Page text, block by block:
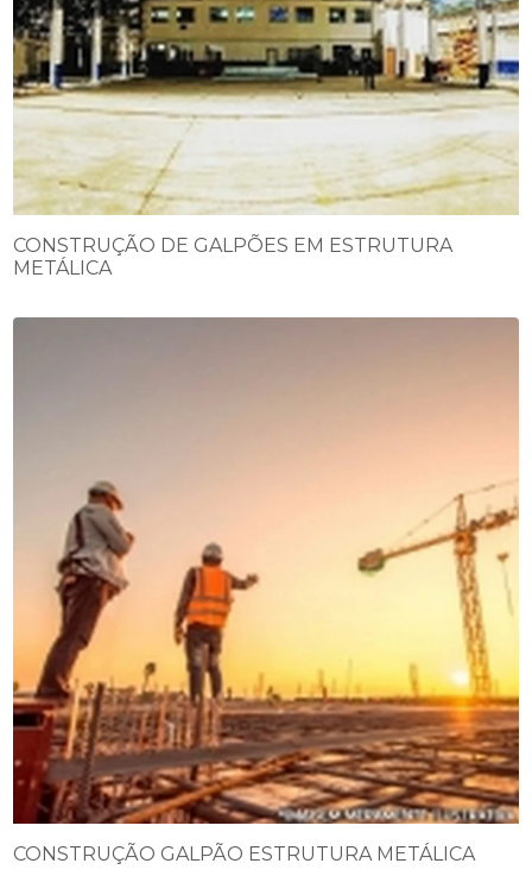
CONSTRUÇÃO DE GALPÕES EM ESTRUTURA
METÁLICA
CONSTRUÇÃO GALPÃO ESTRUTURA METÁLICA